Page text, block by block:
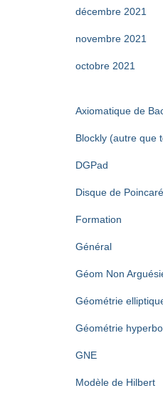
décembre 2021
novembre 2021
octobre 2021
Axiomatique de
Blockly (autre que
DGPad
Disque de Poincaré
Formation
Général
Géom Non
Géométrie
Géométrie
GNE
Modèle de Hilbert